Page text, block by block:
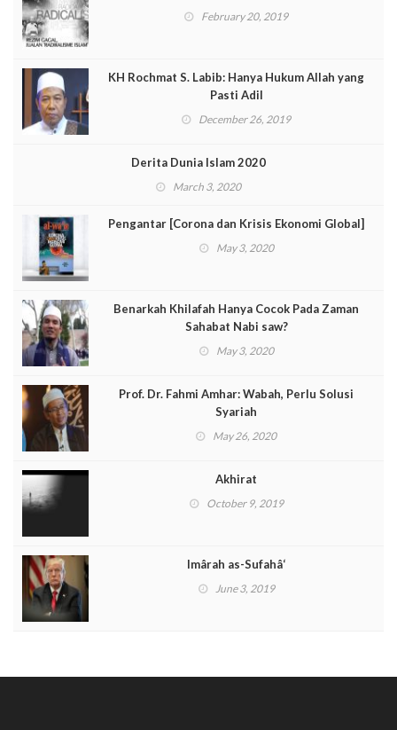
February 20, 2019
KH Rochmat S. Labib: Hanya Hukum Allah yang
Pasti Adil
December 26, 2019
Derita Dunia Islam 2020
March 3, 2020
Pengantar [Corona dan Krisis Ekonomi Global]
May 3, 2020
Benarkah Khilafah Hanya Cocok Pada Zaman
Sahabat Nabi saw?
May 3, 2020
Prof. Dr. Fahmi Amhar: Wabah, Perlu Solusi
Syariah
May 26, 2020
Akhirat
October 9, 2019
Imârah as-Sufahâ‘
June 3, 2019